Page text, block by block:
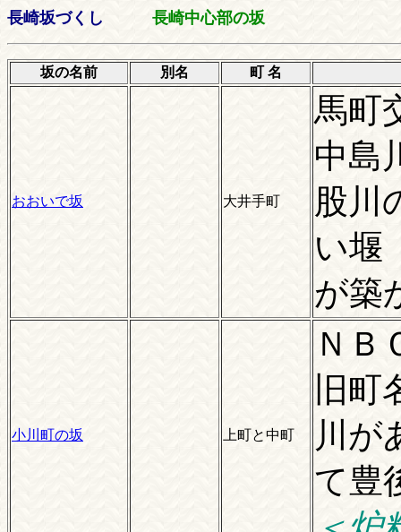
長崎坂づくし 長崎中心部の坂
坂の名前 別名 町 名
おおいで坂 大井手町
馬町
中島
股川
い堰
が築
小川町の坂 上町と中町
ＮＢ
旧
川が
て豊